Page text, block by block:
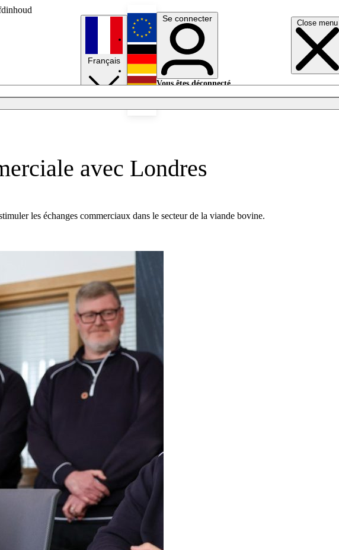
Close menu
Français
English
Deutsch
Se connecter
Vous êtes déconnecté.
avec Londres
les échanges commerciaux dans le secteur de la viande bovine.